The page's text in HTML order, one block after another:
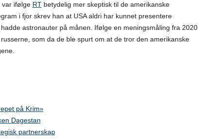
var ifølge RTbetydelig mer skeptisk til de amerikanske
i fjor skrev han at USA aldri har kunnet presentere
astronauter på månen. Ifølge en meningsmåling fra 2020
som da de ble spurt om at de tror den amerikanske
på Krim»
Dagestan
partnerskap